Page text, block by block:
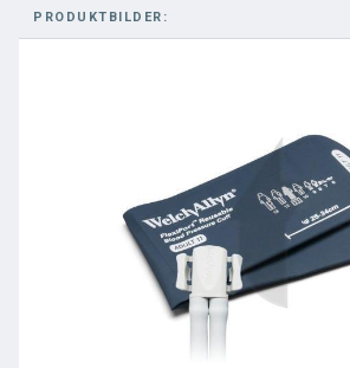
12
PRODUKTBILDER: